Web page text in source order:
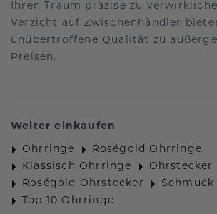
Ihren Traum präzise zu
Verzicht auf Zwischenhändler
unübertroffene Qualität zu
Preisen.
Weiter einkaufen
Ohrringe
Roségold Ohrringe
Klassisch Ohrringe
Ohrstecker
Roségold Ohrstecker
Schmuck
Top 10 Ohrringe